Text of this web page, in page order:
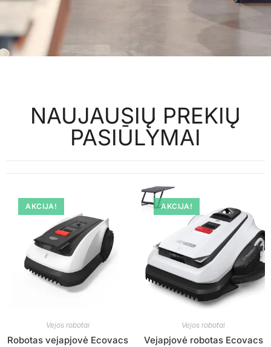
NAUJAUSIŲ PREKIŲ
PASIŪLYMAI
AKCIJA!
Vejos robotai
Robotas vejapjovė Ecovacs
AKCIJA!
Vejos robotai
Vejapjovė robotas Ecovacs